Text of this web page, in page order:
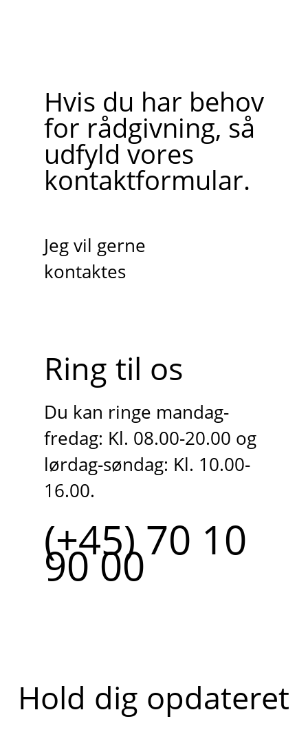
Hvis du har behov
for rådgivning, så
udfyld vores
kontaktformular.
Jeg vil gerne
kontaktes
Ring til os
Du kan ringe mandag-
fredag: Kl. 08.00-20.00 og
lørdag-søndag: Kl. 10.00-
16.00.
(+45) 70 10
90 00
Hold dig opdateret